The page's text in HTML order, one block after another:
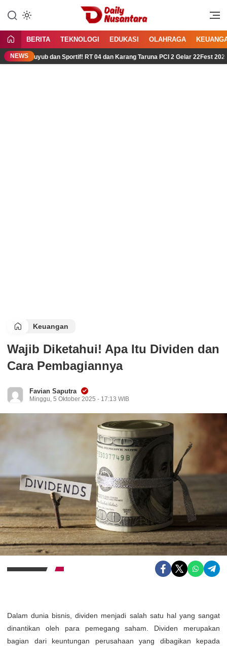
konten
Daily Nusantara
Menyajikan Fakta, Menginspirasi
BERITA TEKNOLOGI EDUKASI OLAHRAGA
NEWS
Guyub dan Sportif! RT 04 dan Karang Taruna PCI 2 Gelar 22Fest 2026,
Keuangan
Wajib Diketahui! Apa Itu Dividen dan
Cara Pembagiannya
Favian Saputra
Minggu, 5 Oktober 2025 - 17:13 WIB
Dalam dunia bisnis, dividen menjadi salah satu hal yang sangat
dinantikan oleh para pemegang saham. Dividen merupakan
bagian dari keuntungan perusahaan yang dibagikan kepada